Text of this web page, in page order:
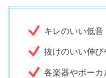
キレのいい低音
抜けのいい伸び
各楽器やボーカ